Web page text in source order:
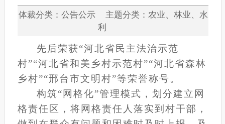
体裁分类：公告公示 主题分类：农业、林业、水
利
先后荣获“河北省民主法治示范
村”“河北省和美乡村示范村”“河北省森林
乡村”“邢台市文明村”等荣誉称号。
构筑“网格化”管理模式，划分建立网
格责任区，将网格责任人落实到村干部，